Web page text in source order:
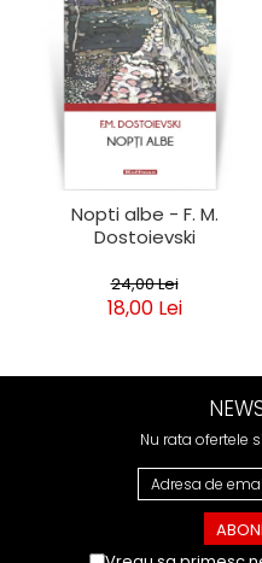
Nopti albe - F. M.
Dostoievski
24,00 Lei
18,00 Lei
Nu rata ofertele